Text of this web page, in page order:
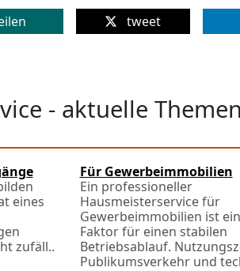
tweet
- aktuelle Themen
eines
zufäll..
Für Gewerbeimmobilien
Ein professioneller
Hausmeisterservice für
Gewerbeimmobilien ist
Faktor für einen stabilen
Betriebsablauf.
Publikumsverkehr und